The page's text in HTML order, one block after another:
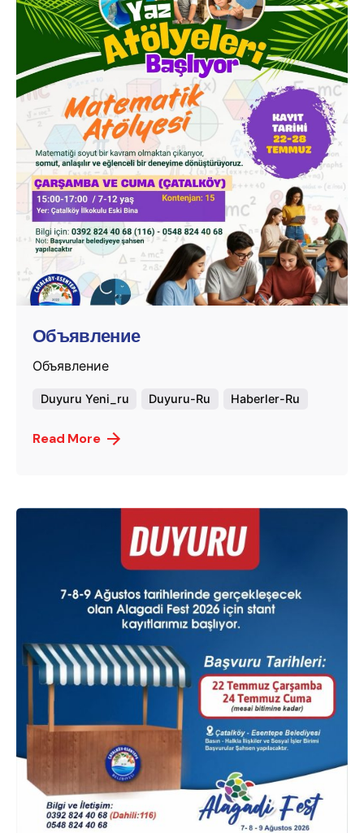
Posted by
murat.sozuak
Объявление
Объявление
Duyuru Yeni_ru Duyuru-Ru Haberler-Ru
Read More
Posted by
murat.sozuak